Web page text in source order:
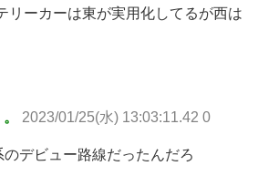
リーカーは東が実用化してるが西は
2023/01/25(水) 13:03:11.42 0
デビュー路線だったんだろ